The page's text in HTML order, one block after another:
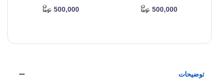
500,000
500,000
توضیحات